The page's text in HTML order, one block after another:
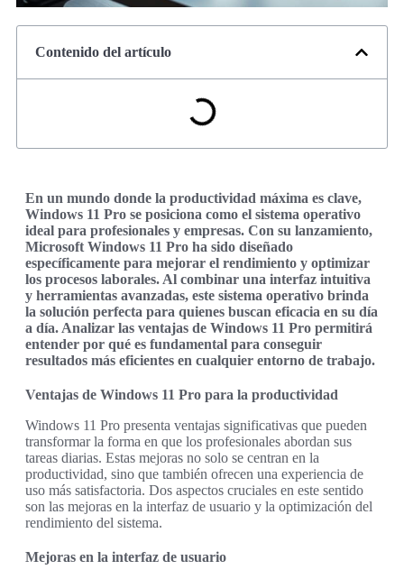
Contenido del artículo
En un mundo donde la productividad máxima es clave,
Windows 11 Pro se posiciona como el sistema operativo
ideal para profesionales y empresas. Con su lanzamiento,
Microsoft Windows 11 Pro ha sido diseñado
específicamente para mejorar el rendimiento y optimizar
los procesos laborales. Al combinar una interfaz intuitiva
y herramientas avanzadas, este sistema operativo brinda
la solución perfecta para quienes buscan eficacia en su día
a día. Analizar las ventajas de Windows 11 Pro permitirá
entender por qué es fundamental para conseguir
resultados más eficientes en cualquier entorno de trabajo.
Ventajas de Windows 11 Pro para la productividad
Windows 11 Pro presenta ventajas significativas que pueden
transformar la forma en que los profesionales abordan sus
tareas diarias. Estas mejoras no solo se centran en la
productividad, sino que también ofrecen una experiencia de
uso más satisfactoria. Dos aspectos cruciales en este sentido
son las mejoras en la interfaz de usuario y la optimización del
rendimiento del sistema.
Mejoras en la interfaz de usuario